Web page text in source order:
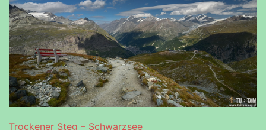
Trockener Steg – Schwarzsee